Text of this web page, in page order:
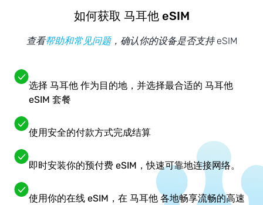
如何获取 马耳他 eSIM
查看帮助和常见问题，确认你的设备是否支持 eSIM
选择 马耳他 作为目的地，并选择最合适的 马耳他
eSIM 套餐
使用安全的付款方式完成结算
即时安装你的预付费 eSIM，快速可靠地连接网络。
使用你的在线 eSIM，在 马耳他 各地畅享流畅的高速